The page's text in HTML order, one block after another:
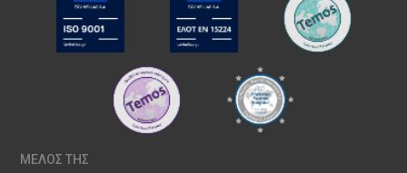
ΜΕΛΟΣ ΤΗΣ